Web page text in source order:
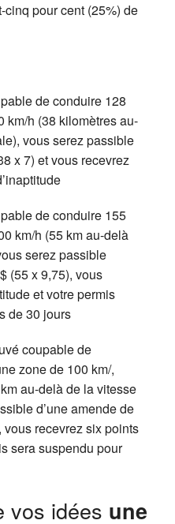
pour cent (25%) de
de conduire 128
km/h (38 kilomètres au-
vous serez passible
x 7) et vous recevrez
de conduire 155
km/h (55 km au-delà
serez passible
(55 x 9,75), vous
et votre permis
de 30 jours
coupable de
zone de 100 km/,
au-delà de la vitesse
d’une amende de
vous recevrez six points
sera suspendu pour
vos idées une